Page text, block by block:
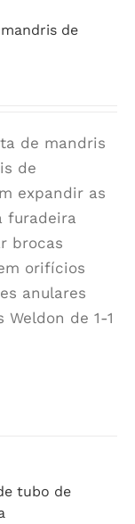
de
de mandris
de
expandir as
furadeira
brocas
orifícios
anulares
de 1-1
tubo de